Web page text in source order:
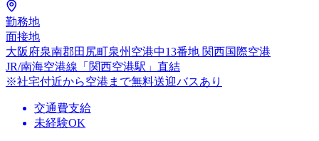
勤務地
面接地
大阪府泉南郡田尻町泉州空港中13番地 関西国際空港
JR/南海空港線「関西空港駅」直結
※社宅付近から空港まで無料送迎バスあり
交通費支給
未経験OK